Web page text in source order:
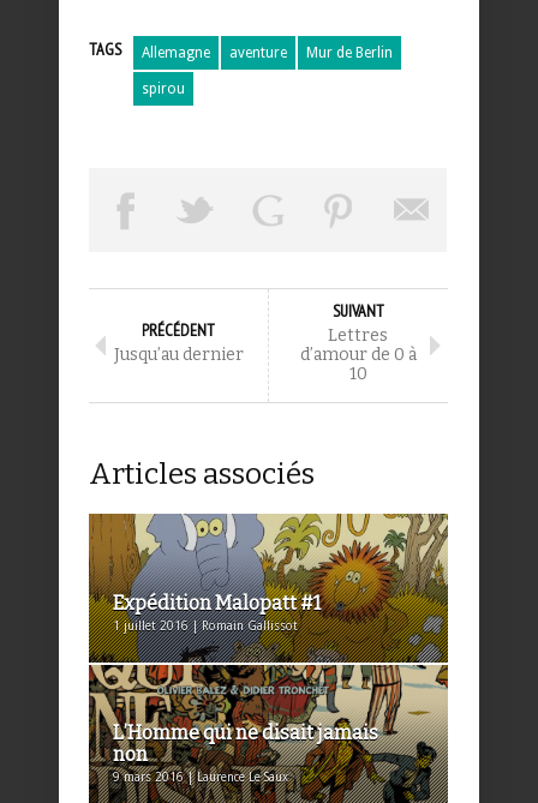
TAGS Allemagne aventure Mur de Berlin
spirou
PRÉCÉDENT
Jusqu’au dernier
SUIVANT
Lettres
d’amour de 0 à
10
Articles associés
Expédition Malopatt #1
1 juillet 2016 | Romain Gallissot
L’Homme qui ne disait jamais
non
9 mars 2016 | Laurence Le Saux